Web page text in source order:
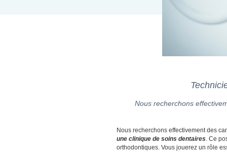
Nous recherchons
Nous recherchons effectivement des
une clinique de soins dentaires. Ce
orthodontiques. Vous jouerez un rôle